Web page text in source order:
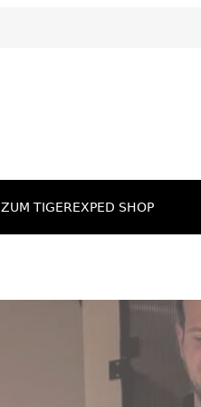
ZUM TIGEREXPED SHOP